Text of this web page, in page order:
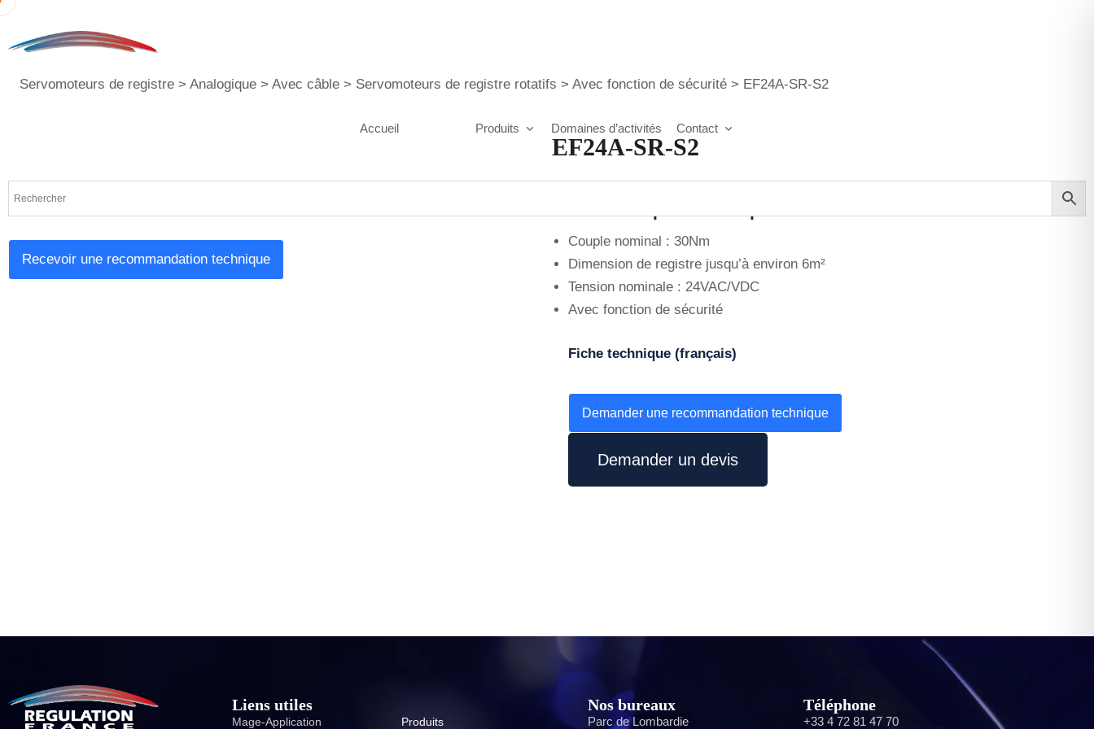
Accueil Produits Domaines d’activités Contact
Recevoir une recommandation technique
Servomoteurs de registre> Analogique> Avec câble> Servomoteurs de registre rotatifs > Avec fonction de sécurité> EF24A-SR-S2
EF24A-SR-S2
Caractéristiques techniques
Couple nominal : 30Nm
Dimension de registre jusqu’à environ 6m²
Tension nominale : 24VAC/VDC
Avec fonction de sécurité
Fiche technique (français)
Demander une recommandation technique
Demander un devis
Liens utiles
Mage-Application Produits
Nos bureaux
Parc de Lombardie
Téléphone
+33 4 72 81 47 70